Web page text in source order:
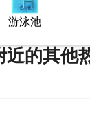
游泳池
近的其他